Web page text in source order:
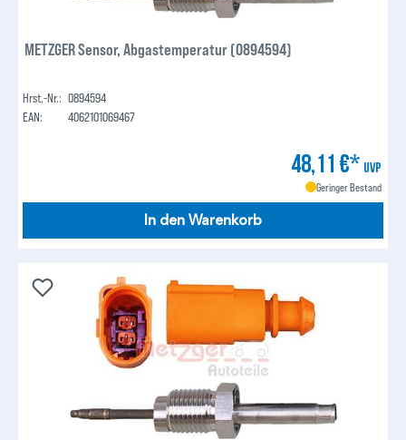
METZGER Sensor, Abgastemperatur (0894594)
Hrst.-Nr.: 0894594
EAN:
4062101069467
48,11 €* UVP
Geringer Bestand
In den Warenkorb